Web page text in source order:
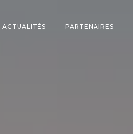
ACTUALITÉS PARTENAIRES